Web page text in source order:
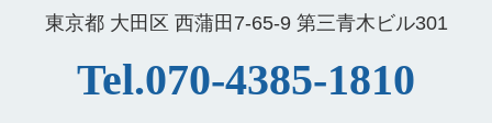
東京都 大田区 西蒲田7-65-9 第三青木ビル301
Tel.070-4385-1810